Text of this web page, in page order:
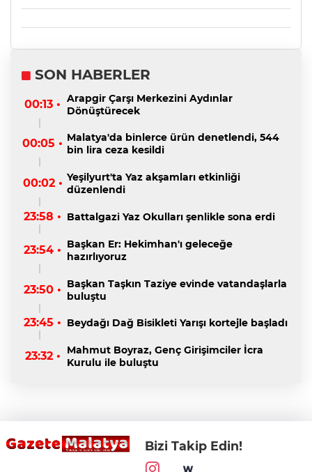
SON HABERLER
00:13 • Arapgir Çarşı Merkezini Aydınlar
Dönüştürecek
00:05 • Malatya'da binlerce ürün denetlendi, 544
bin lira ceza kesildi
00:02 • Yeşilyurt'ta Yaz akşamları etkinliği
düzenlendi
23:58 • Battalgazi Yaz Okulları şenlikle sona erdi
23:54 • Başkan Er: Hekimhan'ı geleceğe
hazırlıyoruz
23:50 • Başkan Taşkın Taziye evinde vatandaşlarla
buluştu
23:45 • Beydağı Dağ Bisikleti Yarışı kortejle başladı
23:32 •
Mahmut Boyraz, Genç Girişimciler İcra
Kurulu ile buluştu
Bizi Takip Edin!